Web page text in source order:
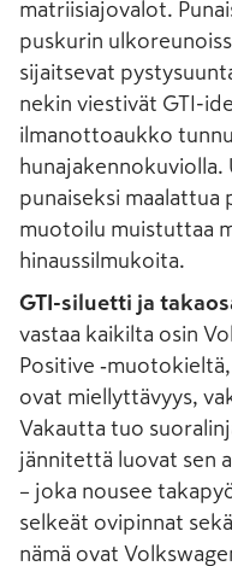
matriisiajovalot.
puskurin
sijaitsevat
nekin viestivät GTI-
ilmanottoaukko
hunajakennokuviolla.
punaiseksi
muotoilu muistuttaa
hinaussilmukoita.
GTI-siluetti ja
vastaa kaikilta osin
Positive
ovat miellyttävyys,
Vakautta tuo
jännitettä luovat sen
– joka nousee
selkeät ovipinnat
nämä ovat